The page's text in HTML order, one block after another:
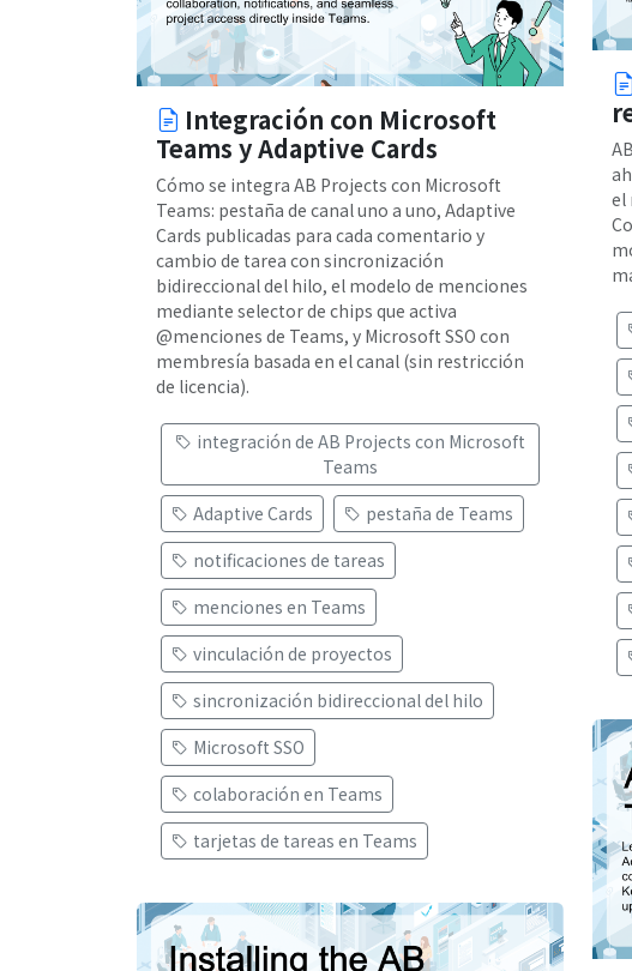
el
Integración con Microsoft
Teams y Adaptive Cards
Cómo se integra AB Projects con Microsoft
Teams: pestaña de canal uno a uno, Adaptive
Cards publicadas para cada comentario y
cambio de tarea con sincronización
bidireccional del hilo, el modelo de menciones
mediante selector de chips que activa
@menciones de Teams, y Microsoft SSO con
membresía basada en el canal (sin restricción
de licencia).
integración de AB Projects con Microsoft
Teams
Adaptive Cards
pestaña de Teams
notificaciones de tareas
menciones en Teams
vinculación de proyectos
sincronización bidireccional del hilo
Microsoft SSO
colaboración en Teams
tarjetas de tareas en Teams